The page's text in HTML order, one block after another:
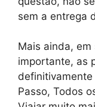
sem a entrega
Mais ainda,
importante, as
Passo, Todos